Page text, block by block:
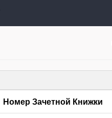
Номер Зачетной Книжки